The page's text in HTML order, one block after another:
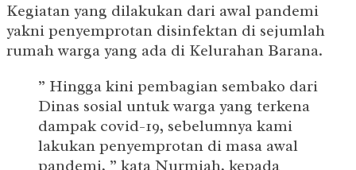
Kegiatan yang dilakukan dari awal pandemi
yakni penyemprotan disinfektan di sejumlah
rumah warga yang ada di Kelurahan Barana.
” Hingga kini pembagian sembako dari
Dinas sosial untuk warga yang terkena
dampak covid-19, sebelumnya kami
lakukan penyemprotan di masa awal
pandemi, ” kata Nurmiah, kepada